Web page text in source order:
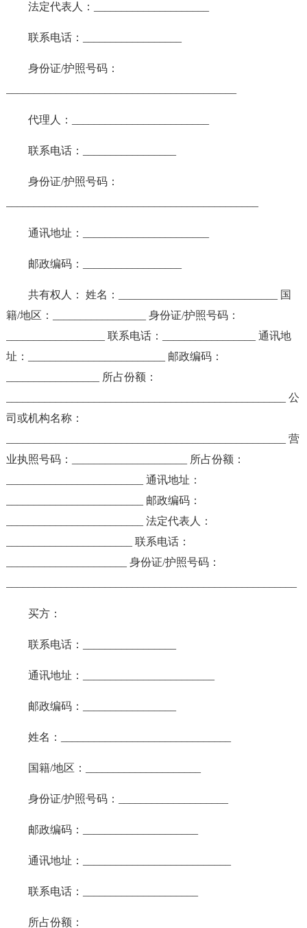
法定代表人：_____________________
联系电话：__________________
身份证/护照号码：
代理人：_________________________
联系电话：_________________
身份证/护照号码：
通讯地址：_______________________
邮政编码：__________________
共有权人： 姓名：_____________________________ 国
籍/地区：_________________ 身份证/护照号码：
__________________ 联系电话：_________________ 通讯地
址：_________________________ 邮政编码：
_________________ 所占份额：
___________________________________________________ 公
司或机构名称：
___________________________________________________ 营
业执照号码：_____________________ 所占份额：
_________________________ 通讯地址：
_________________________ 邮政编码：
_________________________ 法定代表人：
_______________________ 联系电话：
______________________ 身份证/护照号码：
买方：
联系电话：_________________
通讯地址：________________________
邮政编码：_________________
姓名：_______________________________
国籍/地区：_____________________
身份证/护照号码：____________________
邮政编码：_____________________
通讯地址：___________________________
联系电话：_____________________
所占份额：